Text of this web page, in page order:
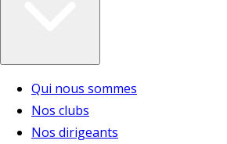
Qui nous sommes
Nos clubs
Nos dirigeants